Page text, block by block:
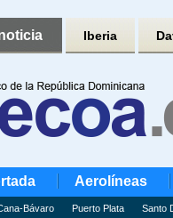
Iberia
Aerolíneas
Bávaro Puerto Plata Santo